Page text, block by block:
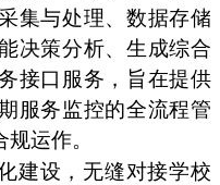
集与处理、数据存储
决策分析、生成综合
接口服务，旨在提供
服务监控的全流程管
运作。
建设，无缝对接学校